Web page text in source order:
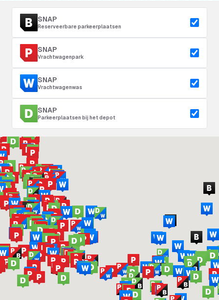
SNAP
Reserveerbare parkeerplaatsen
SNAP
Vrachtwagenpark
SNAP
Vrachtwagenwas
SNAP
Parkeerplaatsen bij het depot